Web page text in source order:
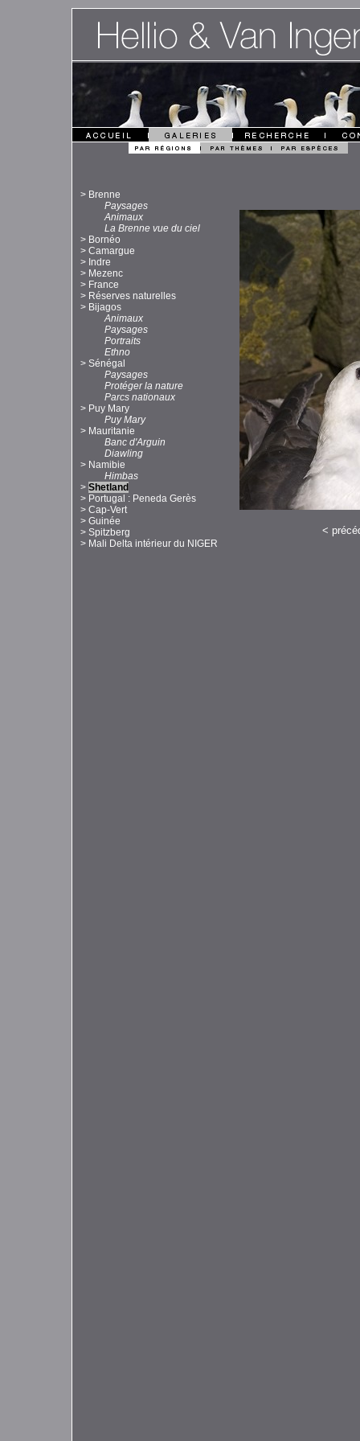
> Brenne
Paysages
Animaux
La Brenne vue du ciel
> Bornéo
> Camargue
> Indre
> Mezenc
> France
> Réserves naturelles
> Bijagos
Animaux
Paysages
Portraits
Ethno
> Sénégal
Paysages
Protéger la nature
Parcs nationaux
> Puy Mary
Puy Mary
> Mauritanie
Banc d'Arguin
Diawling
> Namibie
Himbas
> Shetland
> Portugal : Peneda Gerès
> Cap-Vert
> Guinée
> Spitzberg
> Mali Delta intérieur du NIGER
<